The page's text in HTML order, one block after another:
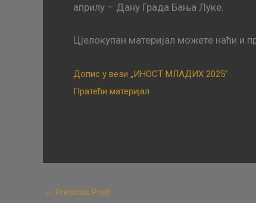
априлу – Дану Града Бања Луке.
Цјелокупан материјал можете наћи и
Допис у вези „ИНОСТ МЛАДИХ 2025”
Пратећи материјал
← Previous Post